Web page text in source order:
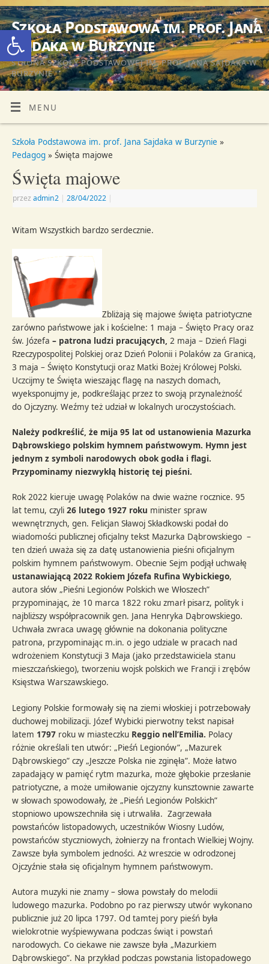
Otwórz pasek narzędzi
Szkoła Podstawowa im. prof. Jana
Sajdaka w Burzynie
STRONA SZKOŁY PODSTAWOWEJ IM. PROF. JANA SAJDAKA W
BURZYNIE
MENU
Szkoła Podstawowa im. prof. Jana Sajdaka w Burzynie »
Pedagog » Święta majowe
Święta majowe
przezadmin2 | 28/04/2022 |
Witam Wszystkich bardzo serdecznie.
Zbliżają się majowe święta patriotyczne
zarówno państwowe jak i kościelne: 1 maja – Święto Pracy oraz
św. Józefa– patrona ludzi pracujących, 2 maja – Dzień Flagi
Rzeczypospolitej Polskiej oraz Dzień Polonii i Polaków za Granicą,
3 maja – Święto Konstytucji oraz Matki Bożej Królowej Polski.
Uczcijmy te Święta wieszając flagę na naszych domach,
wyeksponujmy je, podkreślając przez to swoją przynależność
do Ojczyzny. Weźmy też udział w lokalnych uroczystościach.
Należy podkreślić, że mija 95 lat od ustanowienia Mazurka
Dąbrowskiego polskim hymnem państwowym. Hymn jest
jednym z symboli narodowych obok godła i flagi.
Przypominamy niezwykłą historię tej pieśni.
Rok 2022 kieruje uwagę Polaków na dwie ważne rocznice. 95
lat temu, czyli26 lutego 1927 roku minister spraw
wewnętrznych, gen. Felicjan Sławoj Składkowski podał do
wiadomości publicznej oficjalny tekst Mazurka Dąbrowskiego –
ten dzień uważa się za datę ustanowienia pieśni oficjalnym
polskim hymnem państwowym. Obecnie Sejm podjął uchwałę
ustanawiającą 2022 Rokiem Józefa Rufina Wybickiego,
autora słów „Pieśni Legionów Polskich we Włoszech”
przypominając, że 10 marca 1822 roku zmarł pisarz, polityk i
najbliższy współpracownik gen. Jana Henryka Dąbrowskiego.
Uchwała zwraca uwagę głównie na dokonania polityczne
patrona, przypominając m.in. o jego udziale w pracach nad
wdrożeniem Konstytucji 3 Maja (jako przedstawiciela stanu
mieszczańskiego), tworzeniu wojsk polskich we Francji i zrębów
Księstwa Warszawskiego.
Legiony Polskie formowały się na ziemi włoskiej i potrzebowały
duchowej mobilizacji. Józef Wybicki pierwotny tekst napisał
latem 1797 roku w miasteczku Reggio nell’Emilia. Polacy
różnie określali ten utwór: „Pieśń Legionów”, „Mazurek
Dąbrowskiego” czy „Jeszcze Polska nie zginęła”. Może łatwo
zapadający w pamięć rytm mazurka, może głębokie przesłanie
patriotyczne, a może umiłowanie ojczyzny kunsztownie zawarte
w słowach spowodowały, że „Pieśń Legionów Polskich”
stopniowo upowszechniła się i utrwaliła. Zagrzewała
powstańców listopadowych, uczestników Wiosny Ludów,
powstańców styczniowych, żołnierzy na frontach Wielkiej Wojny.
Zawsze była symbolem jedności. Aż wreszcie w odrodzonej
Ojczyźnie stała się oficjalnym hymnem państwowym.
Autora muzyki nie znamy – słowa powstały do melodii
ludowego mazurka. Podobno po raz pierwszy utwór wykonano
publicznie już 20 lipca 1797. Od tamtej pory pieśń była
wielokrotnie wyśpiewywana podczas świąt i powstań
narodowych. Co ciekawe nie zawsze była „Mazurkiem
Dąbrowskiego”. Na przykład podczas powstania listopadowego